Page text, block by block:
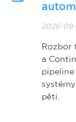
2026-
Rozbor
a
pipeline
pěti.